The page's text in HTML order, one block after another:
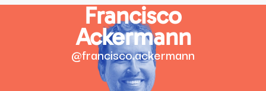
Francisco
Ackermann
@francisco.ackermann